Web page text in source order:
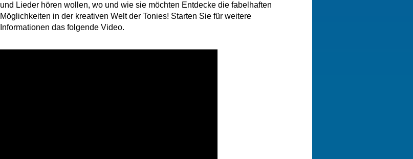
und Lieder hören wollen, wo und wie sie möchten Entdecke die fabelhaften
Möglichkeiten in der kreativen Welt der Tonies! Starten Sie für weitere
Informationen das folgende Video.